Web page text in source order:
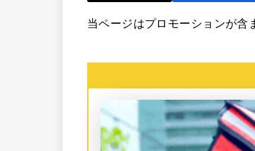
当ページはプロモーションが含